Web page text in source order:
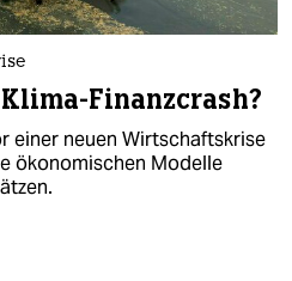
Finanzcrash?
einer neuen Wirtschaftskrise
ökonomischen Modelle